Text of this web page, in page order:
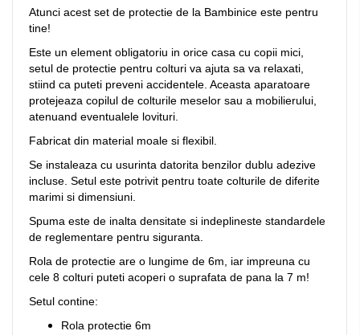
Atunci acest set de protectie de la Bambinice este pentru
tine!
Este un element obligatoriu in orice casa cu copii mici,
setul de protectie pentru colturi va ajuta sa va relaxati,
stiind ca puteti preveni accidentele. Aceasta aparatoare
protejeaza copilul de colturile meselor sau a mobilierului,
atenuand eventualele lovituri.
Fabricat din material moale si flexibil.
Se instaleaza cu usurinta datorita benzilor dublu adezive
incluse. Setul este potrivit pentru toate colturile de diferite
marimi si dimensiuni.
Spuma este de inalta densitate si indeplineste standardele
de reglementare pentru siguranta.
Rola de protectie are o lungime de 6m, iar impreuna cu
cele 8 colturi puteti acoperi o suprafata de pana la 7 m!
Setul contine:
Rola protectie 6m